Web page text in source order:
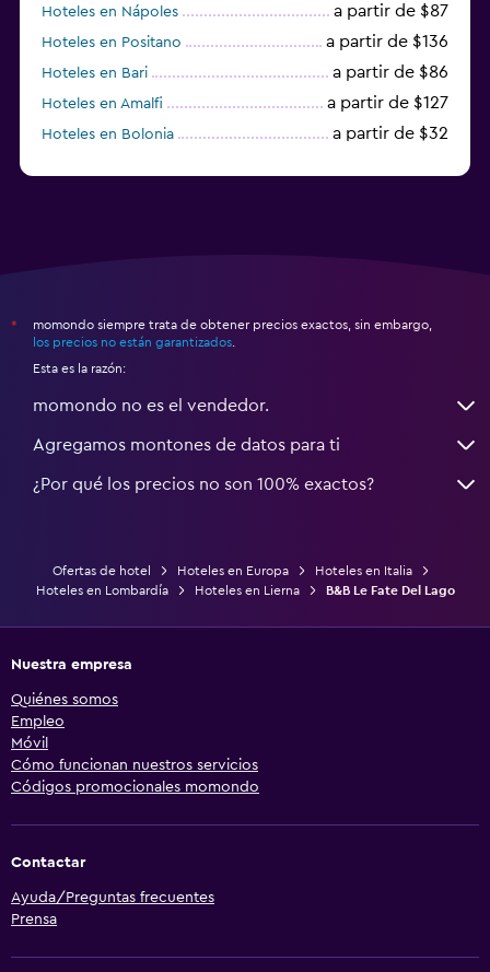
Hoteles en Nápoles a partir de $87
Hoteles en Positano a partir de $136
Hoteles en Bari a partir de $86
Hoteles en Amalfi a partir de $127
Hoteles en Bolonia a partir de $32
*
momondo siempre trata de obtener precios exactos, sin embargo,
los precios no están garantizados
Esta es la razón:
momondo no es el vendedor.
Agregamos montones de datos para ti
¿Por qué los precios no son 100% exactos?
Ofertas de hotel Hoteles en Europa
Hoteles en Italia
Hoteles en Lombardía
Hoteles en Lierna B&B Le Fate Del Lago
Nuestra empresa
Quiénes somos
Empleo
Móvil
Cómo funcionan nuestros servicios
Códigos promocionales momondo
Contactar
Ayuda/Preguntas frecuentes
Prensa